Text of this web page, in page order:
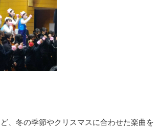
、冬の季節やクリスマスに合わせた楽曲を